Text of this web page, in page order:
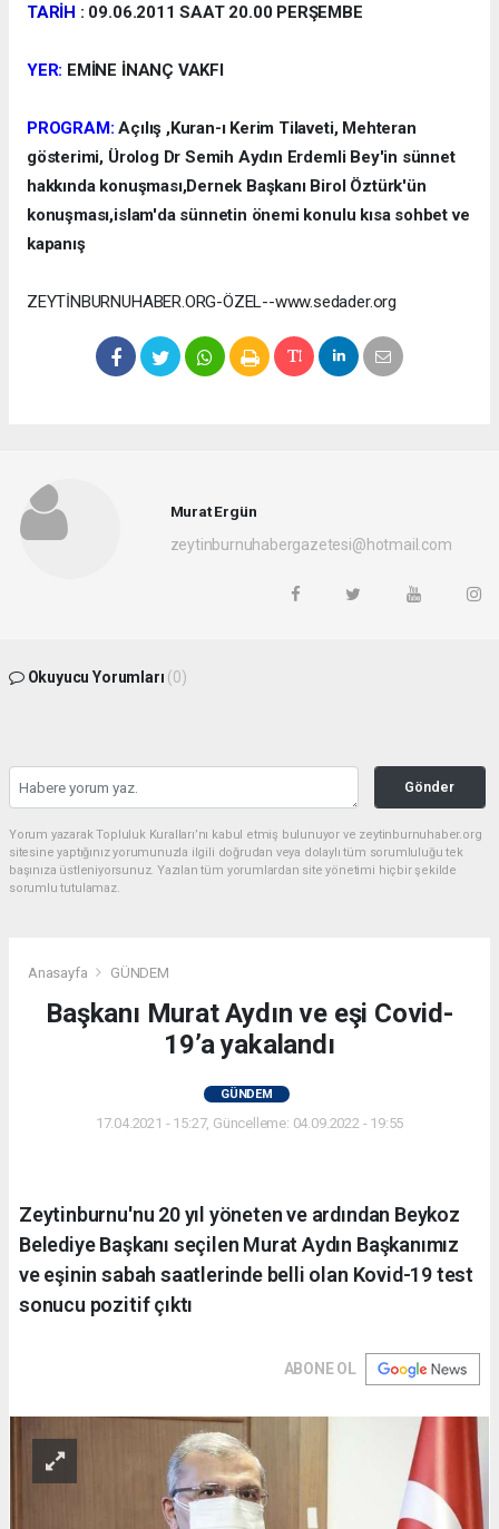
TARİH : 09.06.2011 SAAT 20.00 PERŞEMBE
YER: EMİNE İNANÇ VAKFI
PROGRAM:Açılış ,Kuran-ı Kerim Tilaveti, Mehteran
gösterimi, Ürolog Dr Semih Aydın Erdemli Bey'in sünnet
hakkında konuşması,Dernek Başkanı Birol Öztürk'ün
konuşması,islam'da sünnetin önemi konulu kısa sohbet ve
kapanış
ZEYTİNBURNUHABER.ORG-ÖZEL--www.sedader.org
Murat Ergün
zeytinburnuhabergazetesi@hotmail.com
Okuyucu Yorumları (0)
Gönder
Yorum yazarak Topluluk Kuralları’nı kabul etmiş bulunuyor ve zeytinburnuhaber.org
sitesine yaptığınız yorumunuzla ilgili doğrudan veya dolaylı tüm sorumluluğu tek
başınıza üstleniyorsunuz. Yazılan tüm yorumlardan site yönetimi hiçbir şekilde
sorumlu tutulamaz.
Anasayfa GÜNDEM
Başkanı Murat Aydın ve eşi Covid-
19’a yakalandı
GÜNDEM
17.04.2021 - 15:27, Güncelleme: 04.09.2022 - 19:55
Zeytinburnu'nu 20 yıl yöneten ve ardından Beykoz
Belediye Başkanı seçilen Murat Aydın Başkanımız
ve eşinin sabah saatlerinde belli olan Kovid-19 test
sonucu pozitif çıktı
ABONE OL